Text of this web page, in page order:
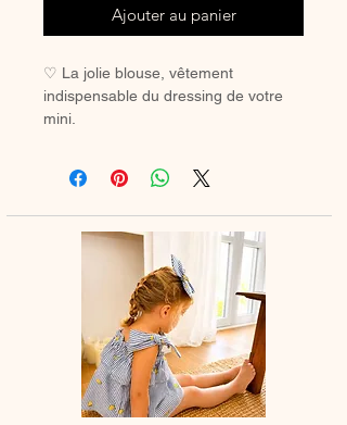
Ajouter au panier
♡ La jolie blouse, vêtement
indispensable du dressing de votre
mini.
look tout en douceur.
♡Blouse à manches courtes et en
option col élastiqué dans le même
tissu ou en broderie anglaise.
La broderie peut différer selon les
stocks.
♡ Le délai de fabrication est de 15 à
28 jours ouvrés selon les commandes